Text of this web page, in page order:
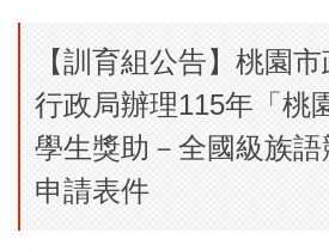
【訓育組公告】桃園
行政局辦理115年「桃
學生獎助－全國級族語
申請表件